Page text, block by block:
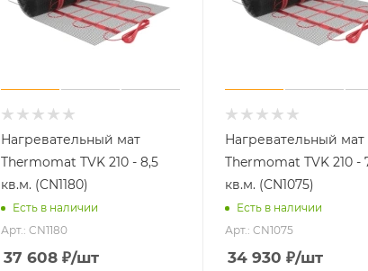
Нагревательный мат
Thermomat TVK 210 - 8,5
кв.м. (CN1180)
Есть в наличии
Арт.: CN1180
37 608 ₽/шт
Нагревательный мат
Thermomat TVK 210 -
кв.м. (CN1075)
Есть в наличии
Арт.: CN1075
34 930 ₽/шт